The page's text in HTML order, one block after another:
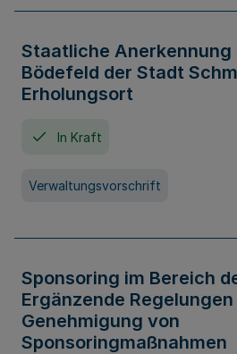
Staatliche
Bödefeld der Stadt
Erholungsort
In Kraft
Verwaltungsvorschrift
Sponsoring im Bereich
Ergänzende
Genehmigung von
Sponsoringmaßnahmen